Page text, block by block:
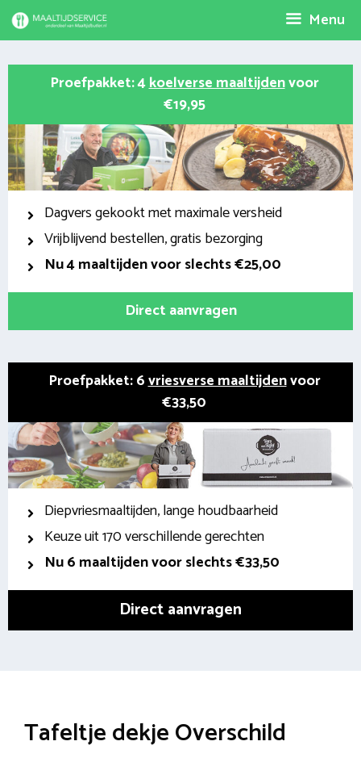
Spring
naar
Menu
Proefpakket: 4koelverse maaltijdenvoor
€19,95
Dagvers gekookt met maximale versheid
Vrijblijvend bestellen, gratis bezorging
Nu4 maaltijden voor slechts €25,00
Direct aanvragen
Proefpakket: 6vriesverse maaltijdenvoor
€33,50
Diepvriesmaaltijden, lange houdbaarheid
Keuze uit 170 verschillende gerechten
Nu 6 maaltijden voor slechts €33,50
Direct aanvragen
Tafeltje dekje Overschild